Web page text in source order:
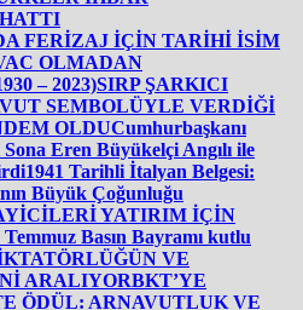
FERİZAJ İÇİN TARİHİ İSİM
OLMADAN
– 2023)SIRP ŞARKICI
SEMBOLÜYLE VERDİĞİ
OLDUCumhurbaşkanı
Eren Büyükelçi Angılı ile
1941 Tarihli İtalyan Belgesi:
Büyük Çoğunluğu
YATIRIM İÇİN
Temmuz Basın Bayramı kutlu
VE
ARALIYORBKT’YE
ÖDÜL: ARNAVUTLUK VE